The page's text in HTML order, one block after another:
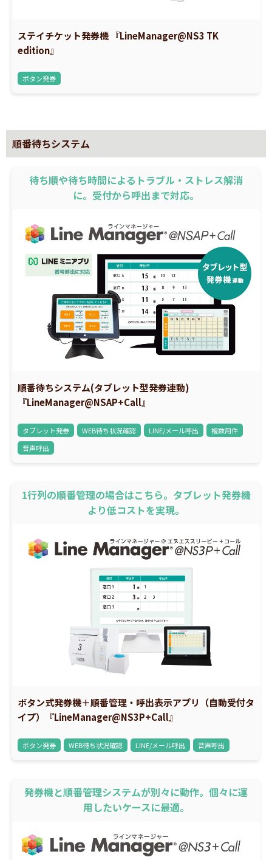
ステイチケット発券機 『LineManager@NS3 TK
edition』
ボタン発券
順番待ちシステム
待ち順や待ち時間によるトラブル・ストレス解消
に。受付から呼出まで対応。
順番待ちシステム(タブレット型発券連動)
『LineManager@NSAP+Call』
タブレット発券 WEB待ち状況確認 LINE/メール呼出
複数用件
音声呼出
1行列の順番管理の場合はこちら。タブレット発券機
より低コストを実現。
ボタン式発券機＋順番管理・呼出表示アプリ（自動受付タ
イプ）『LineManager@NS3P+Call』
ボタン発券 WEB待ち状況確認 LINE/メール呼出 音声呼出
発券機と順番管理システムが別々に動作。個々に運
用したいケースに最適。